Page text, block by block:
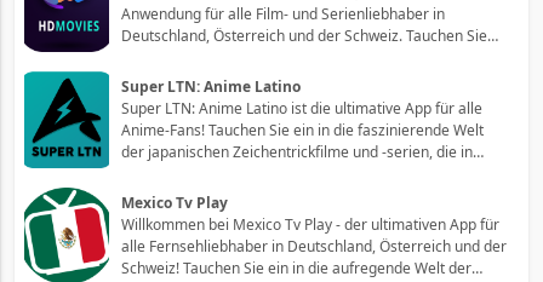
Anwendung für alle Film- und Serienliebhaber in
Deutschland, Österreich und der Schweiz. Tauchen Sie
entdecken Sie eine vielfältige Auswahl an
hochauflösenden Filmen und Fernsehsendungen, die
Ihre Fr
Super LTN: Anime Latino
Super LTN: Anime Latino ist die ultimative App für alle
Anime-Fans! Tauchen Sie ein in die faszinierende Welt
der japanischen Zeichentrickfilme und -serien, die in
Ihre Lieblings-Animes jederzeit und überall auf Ihrem
Smartphone oder Tablet ge
Mexico Tv Play
Willkommen bei Mexico Tv Play - der ultimativen App für
alle Fernsehliebhaber in Deutschland, Österreich und der
Schweiz! Tauchen Sie ein in die aufregende Welt der